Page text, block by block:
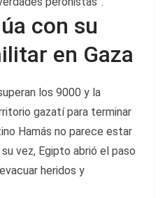
con su
en Gaza
los 9000 y la
gazatí para terminar
Hamás no parece estar
vez, Egipto abrió el paso
heridos y